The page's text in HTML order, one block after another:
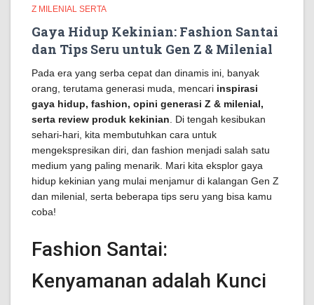
Z MILENIAL SERTA
Gaya Hidup Kekinian: Fashion Santai
dan Tips Seru untuk Gen Z & Milenial
Pada era yang serba cepat dan dinamis ini, banyak
orang, terutama generasi muda, mencari inspirasi
gaya hidup, fashion, opini generasi Z & milenial,
serta review produk kekinian . Di tengah kesibukan
sehari-hari, kita membutuhkan cara untuk
mengekspresikan diri, dan fashion menjadi salah satu
medium yang paling menarik. Mari kita eksplor gaya
hidup kekinian yang mulai menjamur di kalangan Gen Z
dan milenial, serta beberapa tips seru yang bisa kamu
coba!
Fashion Santai:
Kenyamanan adalah Kunci